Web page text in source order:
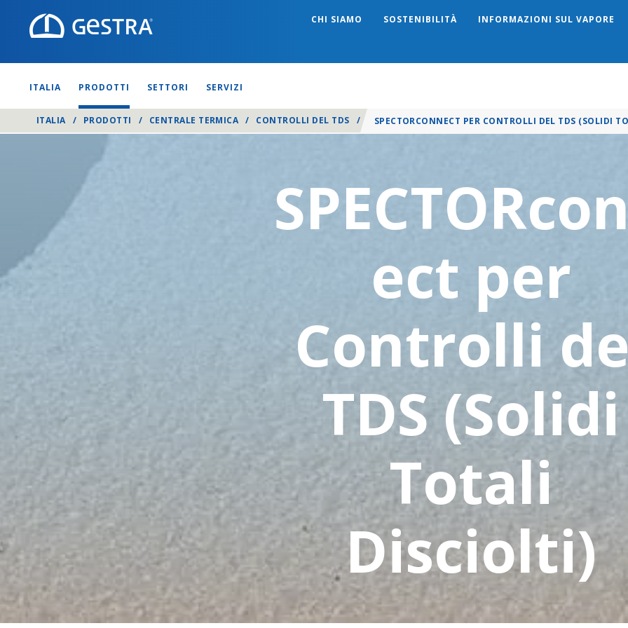
CHI SIAMO SOSTENIBILITÀ INFORMAZIONI SUL VAPORE
Search
ITALIA PRODOTTI SETTORI SERVIZI
ITALIA / PRODOTTI / CENTRALE TERMICA / CONTROLLI DEL TDS / SPECTORCONNECT PER CONTROLLI DEL TDS (SOLIDI
ect per
Controlli
TDS (Solidi
Totali
Disciolti)